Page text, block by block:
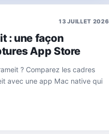
13 JUILLET 2026
: une façon
App Store
? Comparez les cadres
avec une app Mac native qui